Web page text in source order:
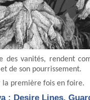
des vanités, rendent
de son pourrissement.
la première fois en foire.
: Desire Lines,